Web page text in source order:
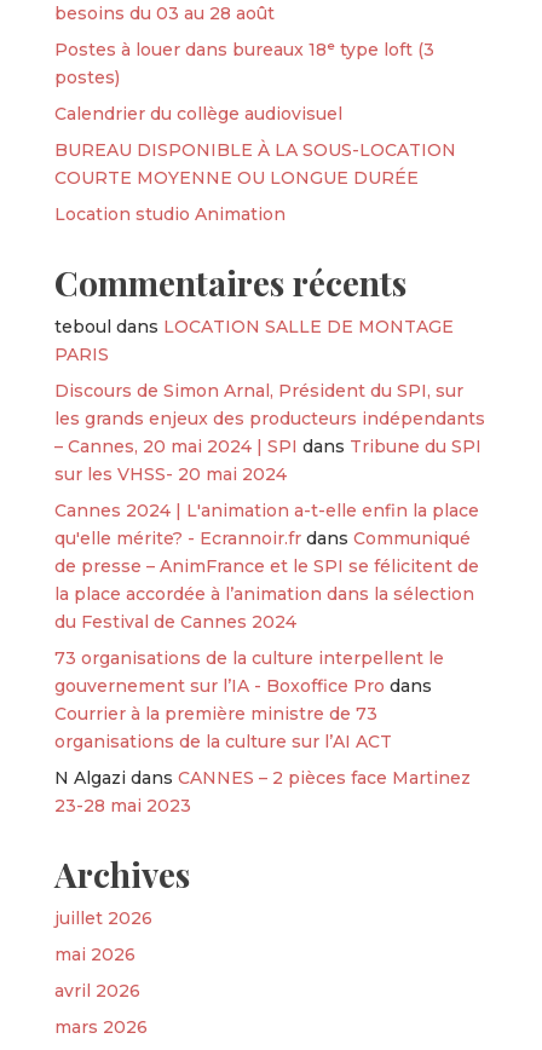
besoins du 03 au 28 août
Postes à louer dans bureaux 18ᵉ type loft (3
postes)
Calendrier du collège audiovisuel
BUREAU DISPONIBLE À LA SOUS-LOCATION
COURTE MOYENNE OU LONGUE DURÉE
Location studio Animation
Commentaires récents
teboul dans LOCATION SALLE DE MONTAGE
PARIS
Discours de Simon Arnal, Président du SPI, sur
les grands enjeux des producteurs indépendants
– Cannes, 20 mai 2024 | SPI dans Tribune du SPI
sur les VHSS- 20 mai 2024
Cannes 2024 | L'animation a-t-elle enfin la place
qu'elle mérite? - Ecrannoir.frdans Communiqué
de presse – AnimFrance et le SPI se félicitent de
la place accordée à l’animation dans la sélection
du Festival de Cannes 2024
73 organisations de la culture interpellent le
gouvernement sur l’IA - Boxoffice Pro dans
Courrier à la première ministre de 73
organisations de la culture sur l’AI ACT
N Algazi dans CANNES – 2 pièces face Martinez
23-28 mai 2023
Archives
juillet 2026
mai 2026
avril 2026
mars 2026